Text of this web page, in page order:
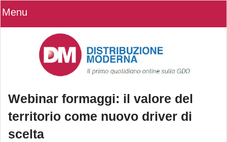
Menu
Webinar formaggi: il valore del
territorio come nuovo driver di
scelta